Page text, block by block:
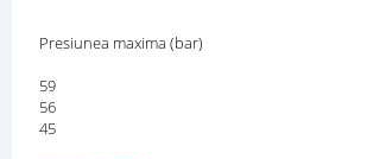
Presiunea maxima (bar)
59
56
45